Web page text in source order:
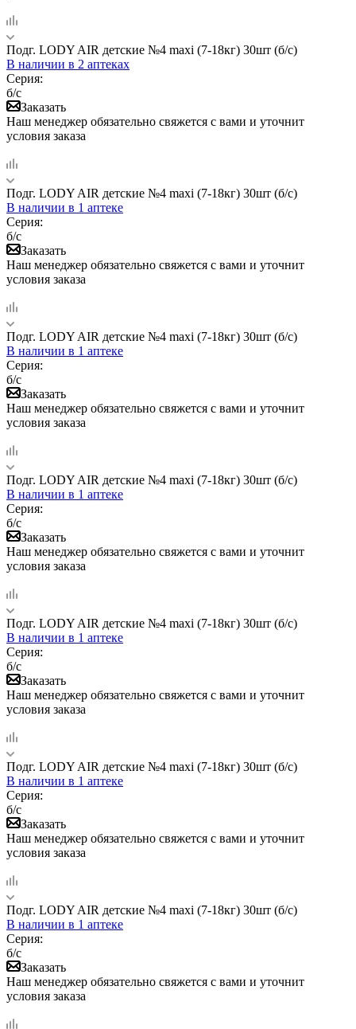
Подг. LODY AIR детские №4 maxi (7-18кг) 30шт (б/с)
В наличии в 2 аптеках
Серия:
б/с
Заказать
Наш менеджер обязательно свяжется с вами и уточнит
условия заказа
Подг. LODY AIR детские №4 maxi (7-18кг) 30шт (б/с)
В наличии в 1 аптеке
Серия:
б/с
Заказать
Наш менеджер обязательно свяжется с вами и уточнит
условия заказа
Подг. LODY AIR детские №4 maxi (7-18кг) 30шт (б/с)
В наличии в 1 аптеке
Серия:
б/с
Заказать
Наш менеджер обязательно свяжется с вами и уточнит
условия заказа
Подг. LODY AIR детские №4 maxi (7-18кг) 30шт (б/с)
В наличии в 1 аптеке
Серия:
б/с
Заказать
Наш менеджер обязательно свяжется с вами и уточнит
условия заказа
Подг. LODY AIR детские №4 maxi (7-18кг) 30шт (б/с)
В наличии в 1 аптеке
Серия:
б/с
Заказать
Наш менеджер обязательно свяжется с вами и уточнит
условия заказа
Подг. LODY AIR детские №4 maxi (7-18кг) 30шт (б/с)
В наличии в 1 аптеке
Серия:
б/с
Заказать
Наш менеджер обязательно свяжется с вами и уточнит
условия заказа
Подг. LODY AIR детские №4 maxi (7-18кг) 30шт (б/с)
В наличии в 1 аптеке
Серия:
б/с
Заказать
Наш менеджер обязательно свяжется с вами и уточнит
условия заказа